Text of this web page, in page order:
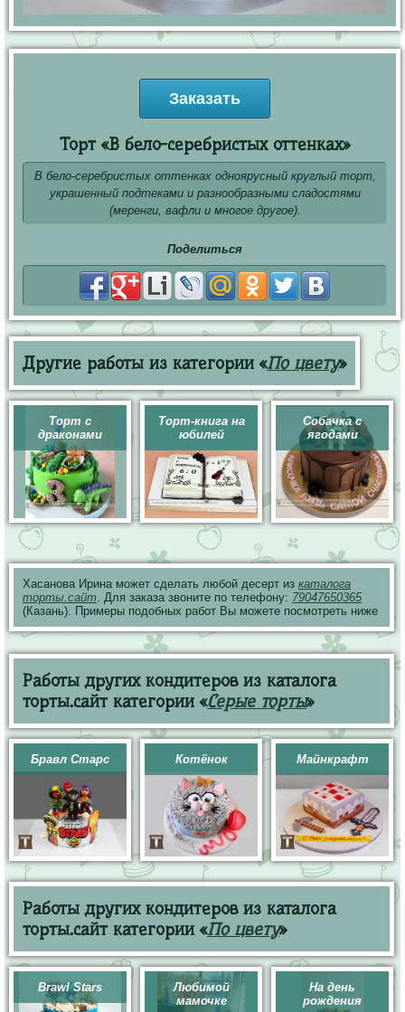
Заказать
Торт «В бело-серебристых оттенках»
В бело-серебристых оттенках одноярусный круглый торт,
украшенный подтеками и разнообразными сладостями
(меренги, вафли и многое другое).
Поделиться
Другие работы из категории «По цвету»
Торт с
драконами
Торт-книга на
юбилей
Собачка с
ягодами
Хасанова Ирина может сделать любой десерт из каталога
торты.сайт. Для заказа звоните по телефону: 79047650365
(Казань). Примеры подобных работ Вы можете посмотреть ниже
Работы других кондитеров из каталога
торты.сайт категории «Серые торты»
Бравл Старс Котёнок Майнкрафт
Работы других кондитеров из каталога
торты.сайт категории «По цвету»
Brawl Stars
Любимой
мамочке
На день
рождения